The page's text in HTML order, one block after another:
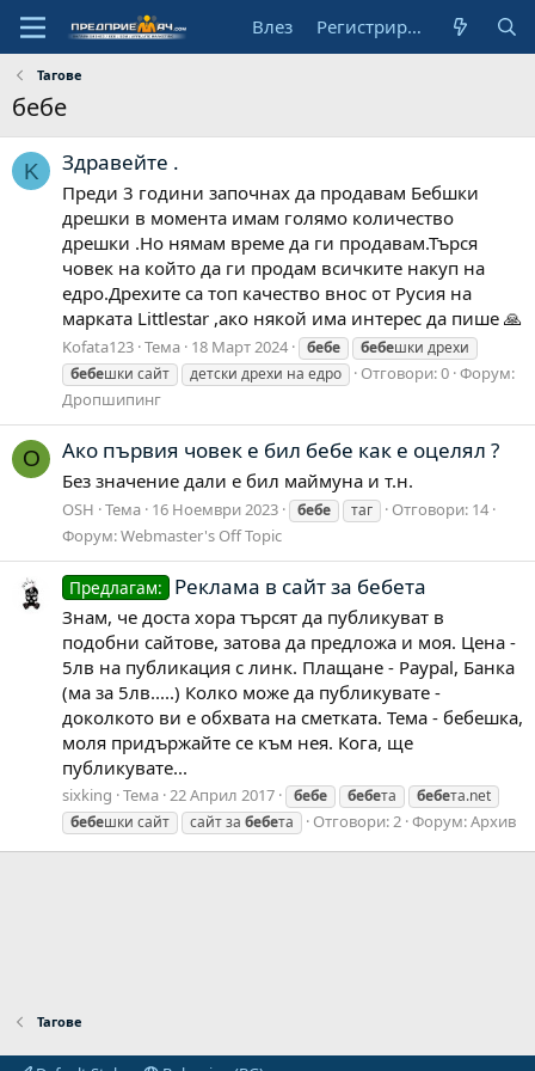
Влез Регистрирай се
Тагове
бебе
K Здравейте .
Преди 3 години започнах да продавам Бебшки
дрешки в момента имам голямо количество
дрешки .Но нямам време да ги продавам.Търся
човек на който да ги продам всичките накуп на
едро.Дрехите са топ качество внос от Русия на
марката Littlestar ,ако някой има интерес да пише 🙏
Kofata123 Тема 18 Март 2024 бебе бебешки дрехи
бебешки сайт детски дрехи на едро Отговори: 0 Форум:
Дропшипинг
O Ако първия човек е бил бебе как е оцелял ?
Без значение дали е бил маймуна и т.н.
OSH Тема 16 Ноември 2023 бебе таг
Отговори: 14
Форум:Webmaster's Off Topic
Предлагам: Реклама в сайт за бебета
Знам, че доста хора търсят да публикуват в
подобни сайтове, затова да предложа и моя. Цена -
5лв на публикация с линк. Плащане - Paypal, Банка
(ма за 5лв.....) Колко може да публикувате -
доколкото ви е обхвата на сметката. Тема - бебешка,
моля придържайте се към нея. Кога, ще
публикувате...
sixking Тема 22 Април 2017 бебе бебета бебета.net
бебешки сайт сайт за бебета Отговори: 2 Форум:Архив
Тагове